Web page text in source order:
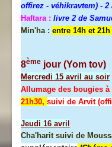
offirez - véhikravtem) - 2
Haftara : livre 2 de
Min'ha : entre 14h et
8ème jour (Yom tov)
Mercredi 15 avril au soir
Allumage des bougies
21h30, suivi de Arvit
Jeudi 16 avril
Cha'harit suivi de